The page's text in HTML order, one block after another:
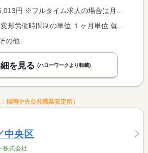
人の場合は月額（換算額）、パート求人の場合は時間額を表示しています。
変形労働時間制 変形労働時間制の単位 １ヶ月単位 就業時間１ 9時00分〜17時30分
の他
を見る (ハローワークより転載)
福岡中央公共職業安定所）
中央区
株式会社